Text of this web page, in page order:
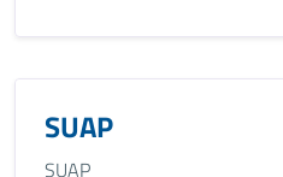
SUAP
SUAP